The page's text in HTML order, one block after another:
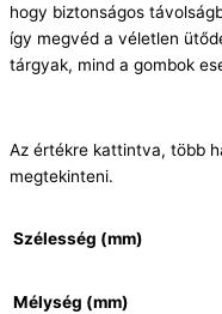
hogy biztonságos
így megvéd a véletlen
tárgyak, mind a gombok
Az értékre kattintva, több
megtekinteni.
Szélesség (mm)
Mélység (mm)